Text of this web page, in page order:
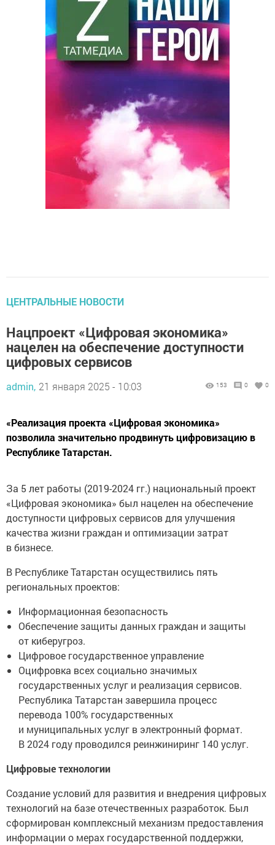
ЦЕНТРАЛЬНЫЕ НОВОСТИ
Нацпроект «Цифровая экономика»
нацелен на обеспечение доступности
цифровых сервисов
admin, 21 января 2025 - 10:03 153 0 0
«Реализация проекта «Цифровая экономика»
позволила значительно продвинуть цифровизацию в
Республике Татарстан.
За 5 лет работы (2019-2024 гг.) национальный проект
«Цифровая экономика» был нацелен на обеспечение
доступности цифровых сервисов для улучшения
качества жизни граждан и оптимизации затрат
в бизнесе.
В Республике Татарстан осуществились пять
региональных проектов:
Информационная безопасность
Обеспечение защиты данных граждан и защиты
от киберугроз.
Цифровое государственное управление
Оцифровка всех социально значимых
государственных услуг и реализация сервисов.
Республика Татарстан завершила процесс
перевода 100% государственных
и муниципальных услуг в электронный формат.
В 2024 году проводился реинжиниринг 140 услуг.
Цифровые технологии
Создание условий для развития и внедрения цифровых
технологий на базе отечественных разработок. Был
сформирован комплексный механизм предоставления
информации о мерах государственной поддержки,